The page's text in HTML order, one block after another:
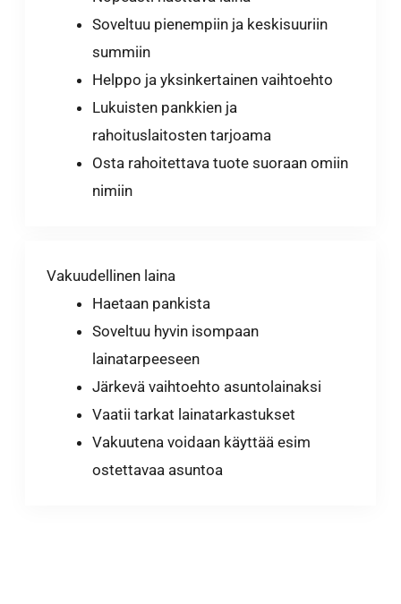
Soveltuu pienempiin ja keskisuuriin
summiin
Helppo ja yksinkertainen vaihtoehto
Lukuisten pankkien ja
rahoituslaitosten tarjoama
Osta rahoitettava tuote suoraan omiin
nimiin
Vakuudellinen laina
Haetaan pankista
Soveltuu hyvin isompaan
lainatarpeeseen
Järkevä vaihtoehto asuntolainaksi
Vaatii tarkat lainatarkastukset
Vakuutena voidaan käyttää esim
ostettavaa asuntoa